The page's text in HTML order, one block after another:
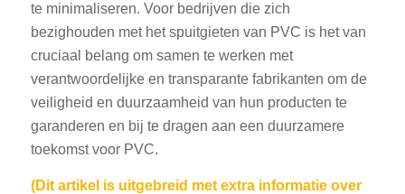
te minimaliseren. Voor bedrijven die zich
bezighouden met het spuitgieten van PVC is het van
cruciaal belang om samen te werken met
verantwoordelijke en transparante fabrikanten om de
veiligheid en duurzaamheid van hun producten te
garanderen en bij te dragen aan een duurzamere
toekomst voor PVC.
(Dit artikel is uitgebreid met extra informatie over